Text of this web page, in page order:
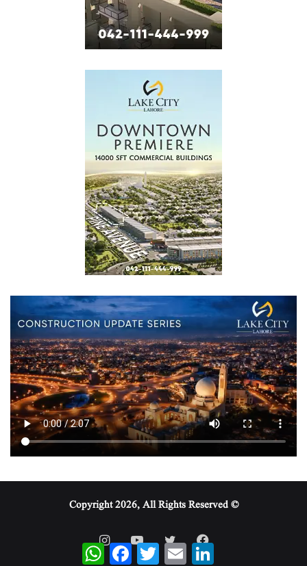
© Copyright 2026, All Rights Reserved
WhatsAppFacebookTwitterEmail
LinkedIn